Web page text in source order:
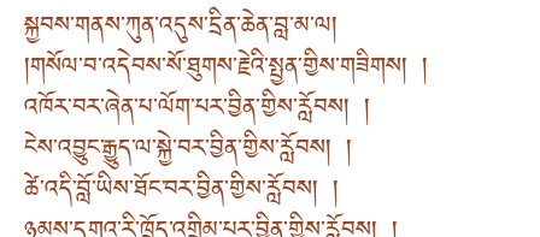
སྐྱབས་གནས་ཀུན་འདུས་དྲིན་ཆེན་བླ་མ་ལ།
།གསོལ་བ་འདེབས་སོ་ཐུགས་རྗེའི་སྤྱན་གྱིས་གཟིགས། །
འཁོར་བར་ཞེན་པ་ལོག་པར་བྱིན་གྱིས་རློབས། །
ངེས་འབྱུང་རྒྱུད་ལ་སྐྱེ་བར་བྱིན་གྱིས་རློབས། །
ཚེ་འདི་བློ་ཡིས་ཐོང་བར་བྱིན་གྱིས་རློབས། །